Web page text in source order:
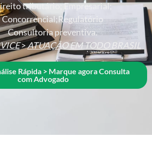
tributário; Empresarial;
Concorrencial;Regulatório
Consultoria preventiva.
>ATUAÇÃO EM TODO BRASIL
Rápida > Marque agora Consulta
com Advogado